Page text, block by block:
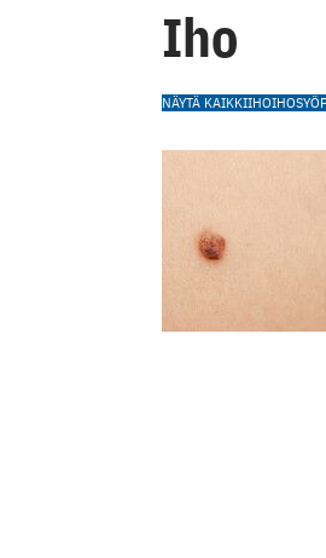
Iho
NÄYTÄ KAIKKIIHO